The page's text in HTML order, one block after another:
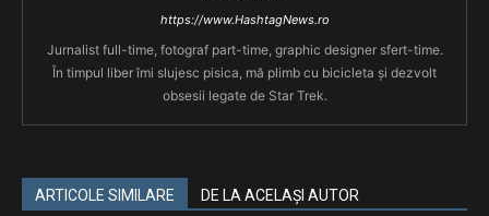
https://www.HashtagNews.ro
Jurnalist full-time, fotograf part-time, graphic designer sfert-time.
În timpul liber îmi slujesc pisica, mă plimb cu bicicleta și dezvolt
obsesii legate de Star Trek.
ARTICOLE SIMILARE DE LA ACELAȘI AUTOR